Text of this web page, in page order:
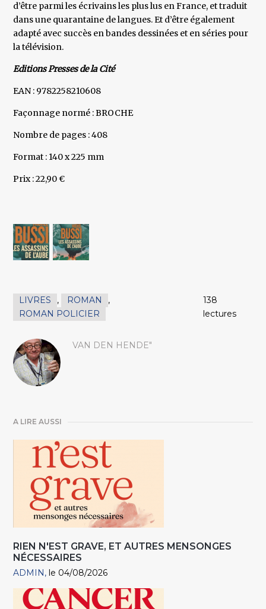
d’être parmi les écrivains les plus lus en France, et traduit
dans une quarantaine de langues. Et d’être également
adapté avec succès en bandes dessinées et en séries pour
la télévision.
Editions Presses de la Cité
EAN : 9782258210608
Façonnage normé : BROCHE
Nombre de pages : 408
Format : 140 x 225 mm
Prix : 22,90 €
LIVRES , ROMAN
,
ROMAN POLICIER
138
lectures
VAN DEN HENDE"
A LIRE AUSSI
RIEN N'EST GRAVE, ET AUTRES MENSONGES
NÉCESSAIRES
ADMIN le 04/08/2026